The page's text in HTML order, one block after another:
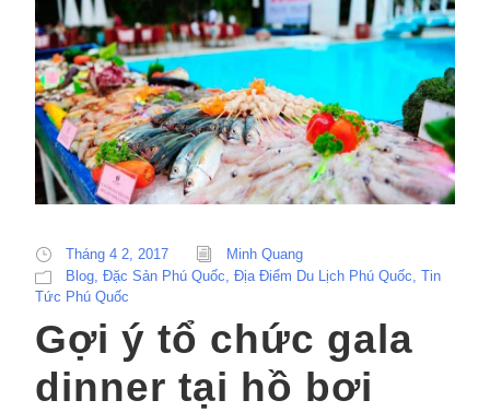
Tháng 4 2, 2017
Minh Quang
Blog Đặc Sản Phú Quốc Địa Điểm Du Lịch Phú Quốc Tin
Tức Phú Quốc
Gợi ý tổ chức gala
dinner tại hồ bơi